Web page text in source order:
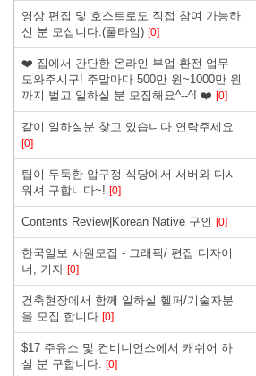
영상 편집 및 호스트로도 직접 참여 가능하
신 분 모십니다.(풀타임) [0]
❤️ 집에서 간단한 온라인 부업 환전 업무
도와주시구! 주말마다 500만 원~1000만 원
까지 벌고 일하실 분 모집해요^--^! ❤️ [0]
같이 일하실분 찾고 있습니다 연락주세요
[0]
팁이 두둑한 압구정 식당에서 서버와 디시
워셔 구합니다~! [0]
Contents Review|Korean Native 구인 [0]
한국일보 사원모집 - 그래픽/ 편집 디자이
너, 기자 [0]
건축현장에서 함께 일하실 헬퍼/기술자분
을 모집 합니다 [0]
$17 주유소 및 컨비니언스에서 캐쉬어 하
실 분 구합니다. [0]